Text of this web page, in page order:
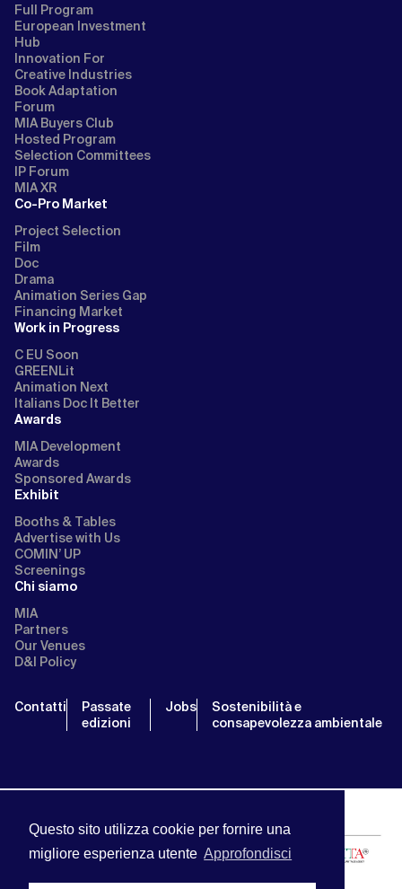
Questo sito utilizza cookie per fornire una
migliore esperienza utente Approfondisci
Full Program
European Investment
Hub
Innovation For
Creative Industries
Book Adaptation
Forum
MIA Buyers Club
Hosted Program
Selection Committees
IP Forum
MIA XR
Co-Pro Market
Project Selection
Film
Doc
Drama
Animation Series Gap
Financing Market
Work in Progress
C EU Soon
GREENLit
Animation Next
Italians Doc It Better
Awards
MIA Development
Awards
Sponsored Awards
Exhibit
Booths & Tables
Advertise with Us
COMIN’ UP
Screenings
Chi siamo
MIA
Partners
Our Venues
D&I Policy
Contatti
Passate
edizioni
Jobs
Sostenibilità e
consapevolezza ambientale